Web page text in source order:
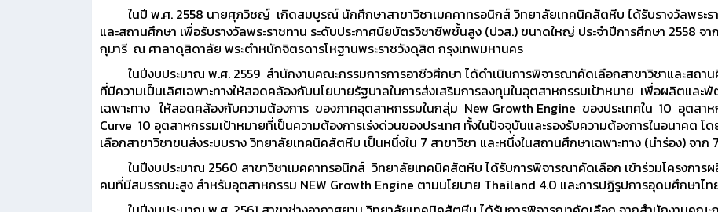
ในปี พ.ศ. 2558 นายศุภวิชญ์ เกิดสมบูรณ์ นักศึกษาสาขาวิชาเมคคาทรอนิกส์ วิทยาลัยเทคนิคสัตหีบ ได้รับรางวัลพระรา
และสถานศึกษา เพื่อรับรางวัลพระราชทาน ระดับประกาศนียบัตรวิชาชีพชั้นสูง (ปวส.) ขนาดใหญ่ ประจำปีการศึกษา 2558 จ
กุมารี ณ ศาลาดุสิดาลัย พระตำหนักจิตรดารโหฐานพระราชวังดุสิต กรุงเทพมหานคร
ในปีงบประมาณ พ.ศ. 2559 สำนักงานคณะกรรมการการอาชีวศึกษา ได้ดำเนินการพิจารณาคัดเลือกสาขาวิชาและสถา
ที่มีความเป็นเลิศเฉพาะทางให้สอดคล้องกับนโยบายรัฐบาลในการส่งเสริมการลงทุนในอุตสาหกรรมเป้าหมาย เพื่อผลิตแล
เฉพาะทาง ให้สอดคล้องกับความต้องการ ของภาคอุตสาหกรรมในกลุ่ม New Growth Engine ของประเทศใน 10 อุตส
Curve 10 อุตสาหกรรมเป้าหมายที่เป็นความต้องการเร่งด่วนของประเทศ ทั้งในปัจจุบันและรองรับความต้องการในอนาคต
เลือกสาขาวิชาขนส่งระบบราง วิทยาลัยเทคนิคสัตหีบ เป็นหนึ่งใน 7 สาขาวิชา และหนึ่งในสถานศึกษาเฉพาะทาง (นำร่อง) จาก
ในปีงบประมาณ 2560 สาขาวิชาเมคคาทรอนิกส์ วิทยาลัยเทคนิคสัตหีบ ได้รับการพิจารณาคัดเลือก เข้าร่วมโครงการผ
คนที่มีสมรรถนะสูง สำหรับอุตสาหกรรม NEW Growth Engine ตามนโยบาย Thailand 4.0 และการปฏิรูปการอุดมศึกษาไท